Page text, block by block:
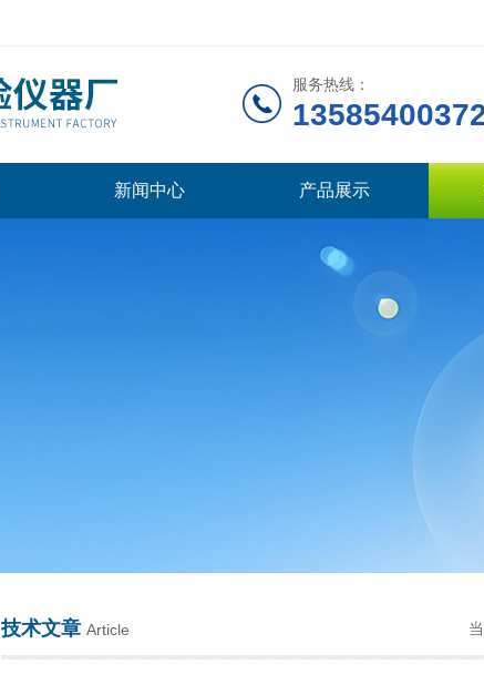
服务热线：
新闻中心 产品展示
技术文章 Article